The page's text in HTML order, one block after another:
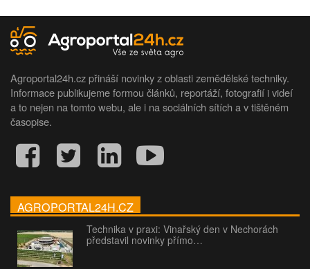
Agroportal24h.cz přináší novinky z oblasti zemědělské techniky.
Informace publikujeme formou článků, reportáží, fotografií i videí
a to nejen na tomto webu, ale i na sociálních sítích a v tištěném
časopise.
AGROPORTAL24H.CZ
Technika v praxi: Vinařský den v Nechorách
představil novinky přímo…